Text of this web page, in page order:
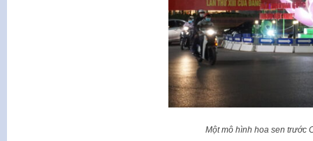
Một mô hình hoa sen trước